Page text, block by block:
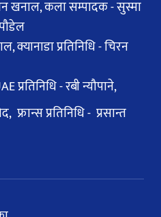
खनाल, कला सम्पादक - सुस्मा
क्यानाडा प्रतिनिधि - चिरन
प्रतिनिधि - रबी न्यौपाने,
फ्रान्स प्रतिनिधि - प्रसान्त